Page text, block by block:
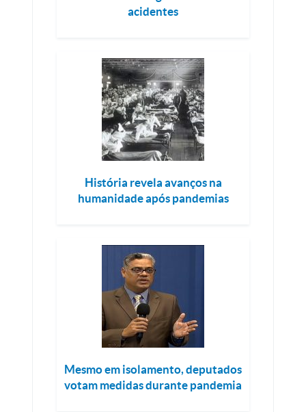
acidentes
História revela avanços na
humanidade após pandemias
Mesmo em isolamento, deputados
votam medidas durante pandemia